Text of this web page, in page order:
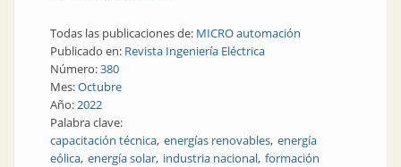
Todas las publicaciones de: MICRO automación
Publicado en: Revista Ingeniería Eléctrica
Número:380
Mes:Octubre
Año: 2022
Palabra clave:
capacitación técnica energías renovables energía
eólica energía solar industria nacional formación